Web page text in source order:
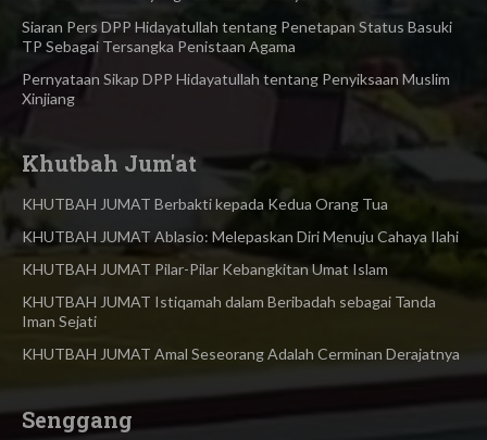
Siaran Pers DPP Hidayatullah tentang Penetapan Status Basuki
TP Sebagai Tersangka Penistaan Agama​
Pernyataan Sikap DPP Hidayatullah tentang Penyiksaan Muslim
Xinjiang
Khutbah Jum'at
KHUTBAH JUMAT Berbakti kepada Kedua Orang Tua
KHUTBAH JUMAT Ablasio: Melepaskan Diri Menuju Cahaya Ilahi
KHUTBAH JUMAT Pilar-Pilar Kebangkitan Umat Islam
KHUTBAH JUMAT Istiqamah dalam Beribadah sebagai Tanda
Iman Sejati
KHUTBAH JUMAT Amal Seseorang Adalah Cerminan Derajatnya
Senggang